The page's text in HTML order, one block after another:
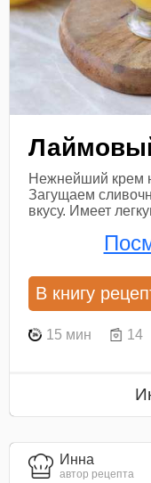
Нежнейший крем
Загущаем
вкусу. Имеет
В книгу
15 мин 14
Инна
автор рецепта